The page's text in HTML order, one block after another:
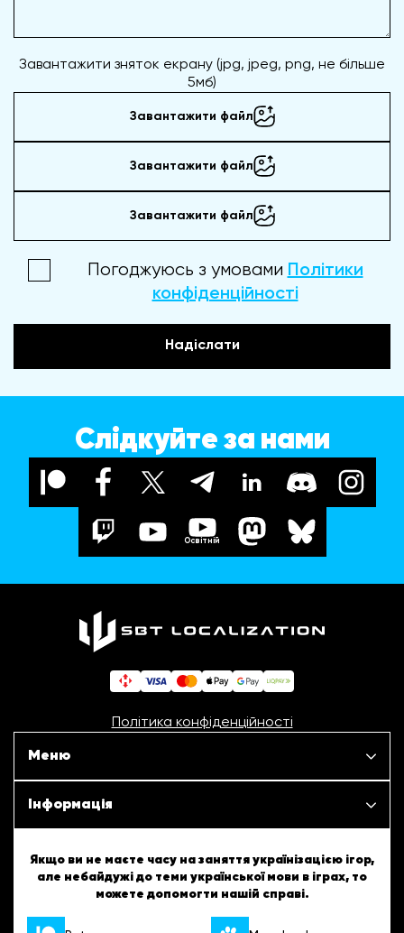
Завантажити зняток екрану (jpg, jpeg, png, не більше
5мб)
Завантажити файл
Завантажити файл
Завантажити файл
Погоджуюсь з умовами Політики
конфіденційності
Надіслати
Слідкуйте за нами
Освітній
Політика конфіденційності
Меню
Наші проєкти
Інформація
ШБТурнір
ШБТворчість
Якщо ви не маєте часу на заняття українізацією ігор,
але небайдужі до теми української мови в іграх, то
можете допомогти нашій справі.